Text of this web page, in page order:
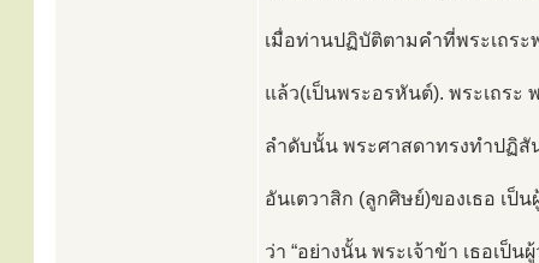
เมื่อท่านปฏิบัติตามคำที่พระเถร
แล้ว(เป็นพระอรหันต์). พระเถร
ลำดับนั้น พระศาสดาทรงทำปฏิสั
อันเตวาสิก (ลูกศิษย์)ของเธอ เป็
ว่า “อย่างนั้น พระเจ้าข้า เธอเป็